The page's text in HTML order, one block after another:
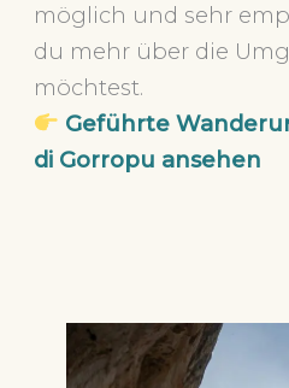
möglich und sehr
du mehr über die
möchtest.
Geführte
di Gorropu ansehen